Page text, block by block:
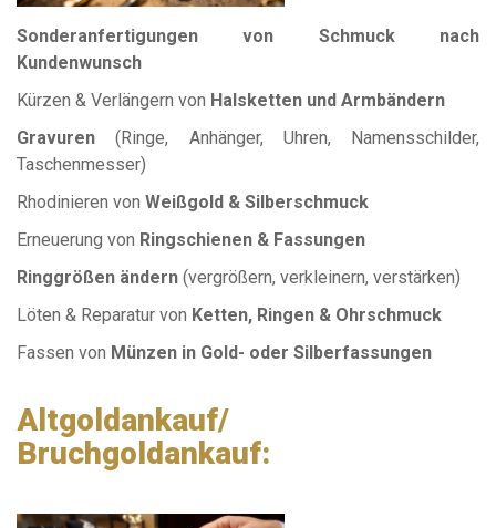
Sonderanfertigungen von Schmuck nach
Kundenwunsch
Kürzen & Verlängern von Halsketten und Armbändern
Gravuren (Ringe, Anhänger, Uhren, Namensschilder,
Taschenmesser)
Rhodinieren von Weißgold & Silberschmuck
Erneuerung von Ringschienen & Fassungen
Ringgrößen ändern (vergrößern, verkleinern, verstärken)
Löten & Reparatur von Ketten, Ringen & Ohrschmuck
Fassen von Münzen in Gold- oder Silberfassungen
Altgoldankauf/
Bruchgoldankauf: